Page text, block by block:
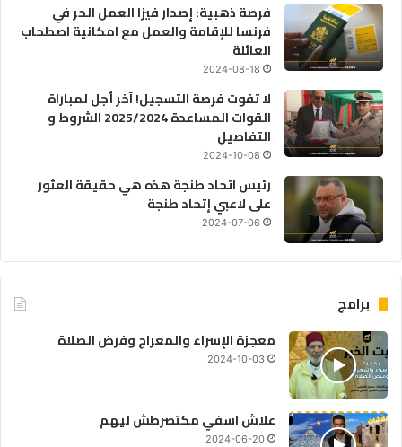
فرصة ذهبية: إصدار فيزا العمل الحر في
فرنسا للإقامة والعمل مع امكانية اصطحاب
العائلة
2024-08-18
لا تفوت فرصة التسجيل! آخر أجل لمباراة
القوات المساعدة 2025/2024 الشروط و
التفاصيل
2024-10-08
رئيس اتحاد طنجة هذه هي حقيقة العثور
على لاعبي إتحاد طنجة
2024-07-06
برامج
معجزة الإسراء والمعراج وفرض الصلاة
2024-10-03
علاش اسفي مكتصرطش ليهم
2024-06-20